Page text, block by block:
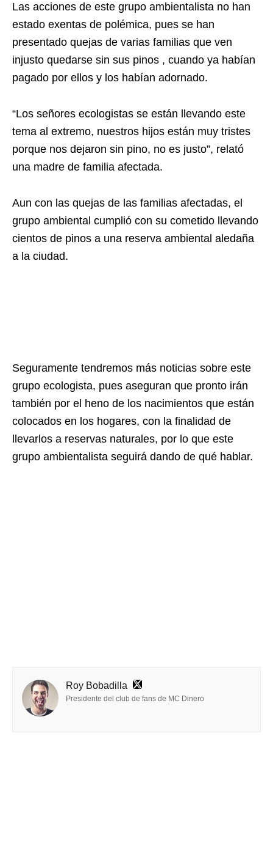
Las acciones de este grupo ambientalista no han
estado exentas de polémica, pues se han
presentado quejas de varias familias que ven
injusto quedarse sin sus pinos , cuando ya habían
pagado por ellos y los habían adornado.
“Los señores ecologistas se están llevando este
tema al extremo, nuestros hijos están muy tristes
porque nos dejaron sin pino, no es justo”, relató
una madre de familia afectada.
Aun con las quejas de las familias afectadas, el
grupo ambiental cumplió con su cometido llevando
cientos de pinos a una reserva ambiental aledaña
a la ciudad.
Seguramente tendremos más noticias sobre este
grupo ecologista, pues aseguran que pronto irán
también por el heno de los nacimientos que están
colocados en los hogares, con la finalidad de
llevarlos a reservas naturales, por lo que este
grupo ambientalista seguirá dando de qué hablar.
Roy Bobadilla
Presidente del club de fans de MC Dinero